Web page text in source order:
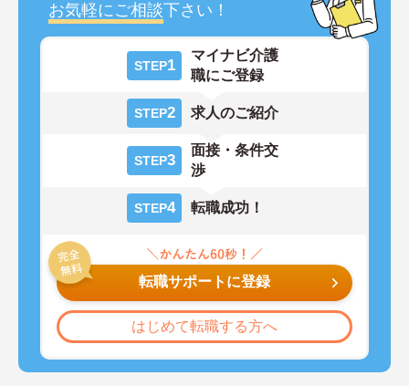
お気軽にご相談下さい！
STEP1
マイナビ介護
職にご登録
STEP2 求人のご紹介
STEP3
面接・条件交
渉
STEP4 転職成功！
転職サポートに登録
はじめて転職する方へ